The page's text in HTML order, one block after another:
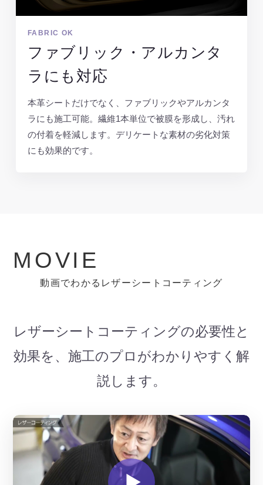
FABRIC OK
ファブリック・アルカンタ
ラにも対応
本革シートだけでなく、ファブリックやアルカンタ
ラにも施工可能。繊維1本単位で被膜を形成し、汚れ
の付着を軽減します。デリケートな素材の劣化対策
にも効果的です。
M OVI E
動画でわかるレザーシートコーティング
レザーシートコーティングの必要性と
効果を、施工のプロがわかりやすく解
説します。